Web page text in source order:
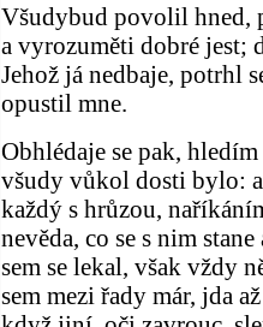
Všudybud povolil hned,
a vyrozuměti dobré jest;
Jehož já nedbaje, potrhl
opustil mne.
Obhlédaje se pak,
všudy vůkol dosti bylo:
každý s hrůzou,
nevěda, co se s nim
sem se lekal, však vždy
sem mezi řady már, jda